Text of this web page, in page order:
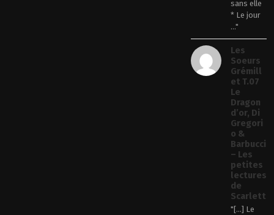
sans elle
* Le jour
..."
Les
Soeurs
Grémill
et T.07
Le
Dragon
d’or, Di
Gregori
o &
Barbucci
– Les
petites
lectures
de
Scarlett
"[…] Le